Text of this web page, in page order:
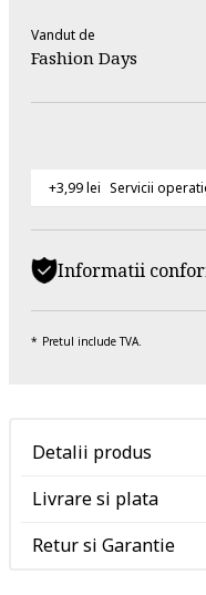
Vandut de
Fashion Days
+3,99 lei Servicii
Informatii
Pretul include TVA.
Detalii produs
Livrare si plata
Retur si Garantie